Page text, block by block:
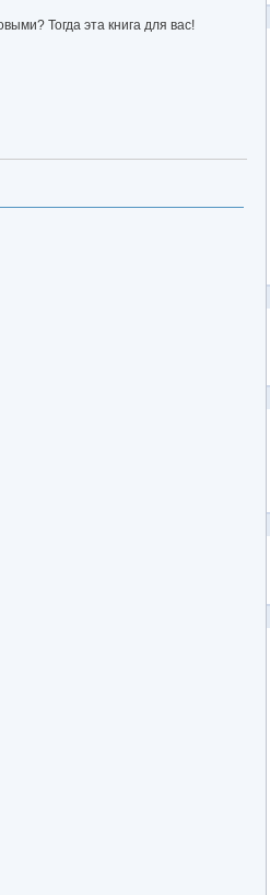
Тогда эта книга для вас!